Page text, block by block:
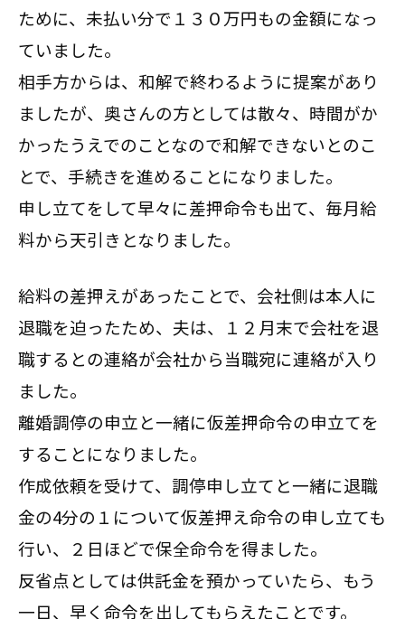
ために、未払い分で１３０万円もの金額になっ
ていました。
相手方からは、和解で終わるように提案があり
ましたが、奥さんの方としては散々、時間がか
かったうえでのことなので和解できないとのこ
とで、手続きを進めることになりました。
申し立てをして早々に差押命令も出て、毎月給
料から天引きとなりました。
給料の差押えがあったことで、会社側は本人に
退職を迫ったため、夫は、１２月末で会社を退
職するとの連絡が会社から当職宛に連絡が入り
ました。
離婚調停の申立と一緒に仮差押命令の申立てを
することになりました。
作成依頼を受けて、調停申し立てと一緒に退職
金の4分の１について仮差押え命令の申し立ても
行い、２日ほどで保全命令を得ました。
反省点としては供託金を預かっていたら、もう
一日、早く命令を出してもらえたことです。